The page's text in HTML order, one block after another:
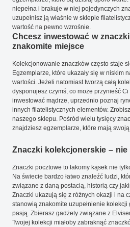
niepełna i brakuje w niej pojedynczych
uzupełnisz ją właśnie w sklepie
wartość na pewno wzrośnie.
Chcesz inwestować w
znakomite miejsce
Kolekcjonowanie znaczków często staje
Egzemplarze, które ukazały się w niskim
wartości. Jeżeli natomiast tworzą całą
dysponujesz czymś, co może przynieść
inwestować mądrze, uprzednio poznaj
innych filatelistycznych elementów.
naszego sklepu. Pośród wielu tysięcy
znajdziesz egzemplarze, które mają
Znaczki kolekcjonerskie –
Znaczki pocztowe to łakomy kąsek nie
Na świecie bardzo łatwo znaleźć ludzi,
związane z daną postacią, historią czy
Znaczki ukazują się z różnych okazji i na
stanowią znakomite uzupełnienie
pasją. Zbierasz gadżety związane z
Twojej kolekcji miałoby zabraknąć